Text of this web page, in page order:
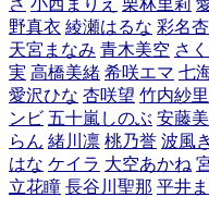
さ 小西まりえ 栗林里莉
野真衣 綾瀬はるな 彩名
天宮まなみ 青木美空 さ
実 高橋美緒 希咲エマ 七
愛沢ひな 杏咲望 竹内紗
ンビ 五十嵐しのぶ 安藤
らん 緒川凛 桃乃誉 波風
はな ケイラ 大空あかね
立花瞳 長谷川聖那 平井